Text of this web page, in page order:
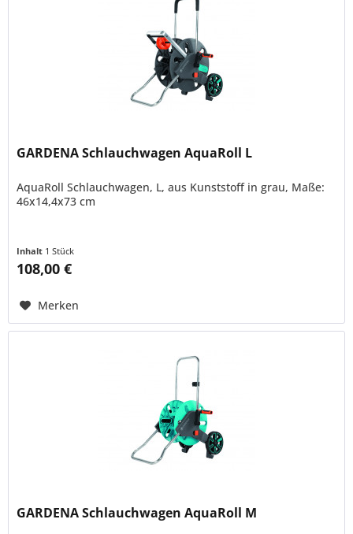
GARDENA Schlauchwagen AquaRoll L
AquaRoll Schlauchwagen, L, aus Kunststoff in grau, Maße:
46x14,4x73 cm
Inhalt 1 Stück
108,00 €
Merken
GARDENA Schlauchwagen AquaRoll M